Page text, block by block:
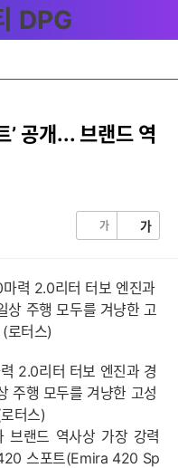
공개... 브랜드 역
가 가
2.0리터 터보 엔진과 경
주행 모두를 겨냥한 고성
터스)
브랜드 역사상 가장 강력
스포트(Emira 420 Sp